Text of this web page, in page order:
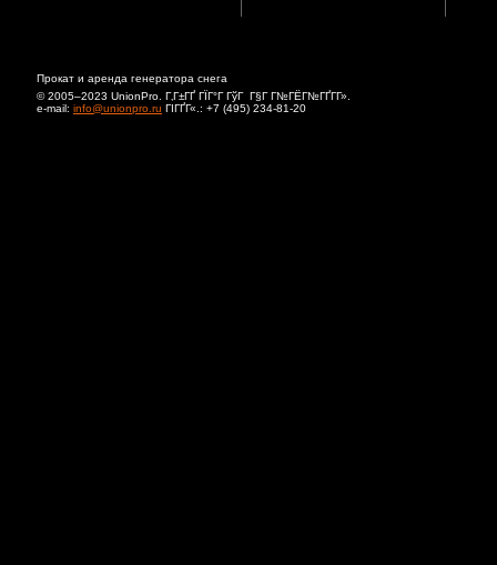
Прокат и аренда генератора снега
© 2005–2023 UnionPro. Г‚Г±ГҐ ГЇГ°Г ГўГ Г§Г Г№ГЁГ№ГҐГ­Г».
e-mail: info@unionpro.ru ГІГҐГ«.: +7 (495) 234-81-20